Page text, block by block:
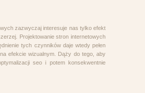
zazwyczaj interesuje nas tylko efekt
Projektowanie stron internetowych
tych czynników daje wtedy pełen
efekcie wizualnym. Dąży do tego, aby
seo i potem konsekwentnie